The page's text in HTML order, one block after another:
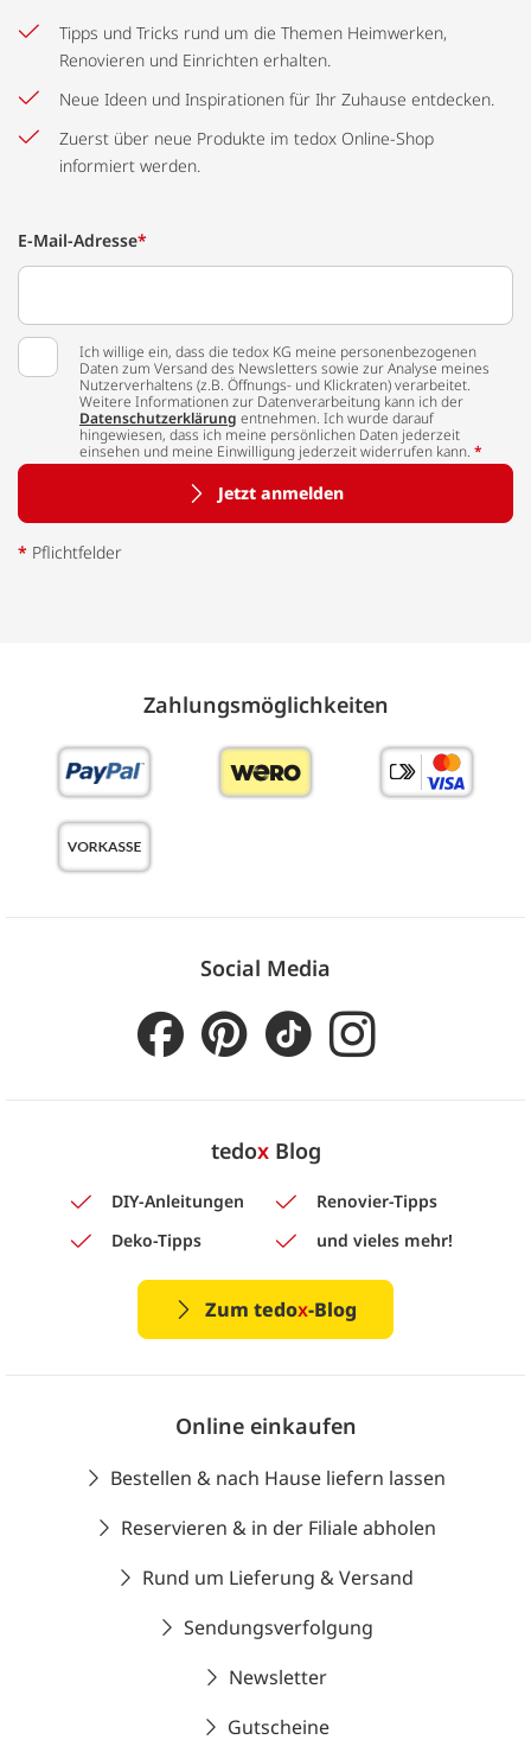
Tipps und Tricks rund um die Themen Heimwerken,
Renovieren und Einrichten erhalten.
Neue Ideen und Inspirationen für Ihr Zuhause entdecken.
Zuerst über neue Produkte im tedox Online-Shop
informiert werden.
E-Mail-Adresse*
Ich willige ein, dass die tedox KG meine personenbezogenen
Daten zum Versand des Newsletters sowie zur Analyse meines
Nutzerverhaltens (z.B. Öffnungs- und Klickraten) verarbeitet.
Weitere Informationen zur Datenverarbeitung kann ich der
Datenschutzerklärung entnehmen. Ich wurde darauf
hingewiesen, dass ich meine persönlichen Daten jederzeit
einsehen und meine Einwilligung jederzeit widerrufen kann. *
Jetzt anmelden
* Pflichtfelder
Zahlungs­möglich­keiten
Social Media
tedoxBlog
DIY-Anleitungen
Renovier-Tipps
Deko-Tipps
und vieles mehr!
Zum tedox-Blog
Online einkaufen
Bestellen & nach Hause liefern lassen
Reservieren & in der Filiale abholen
Rund um Lieferung & Versand
Sendungsverfolgung
Newsletter
Gutscheine